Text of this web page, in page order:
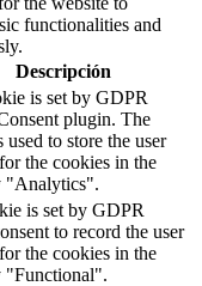
functionalities and
Descripción
is set by GDPR
plugin. The
used to store the user
the cookies in the
"Analytics".
is set by GDPR
to record the user
the cookies in the
"Functional".